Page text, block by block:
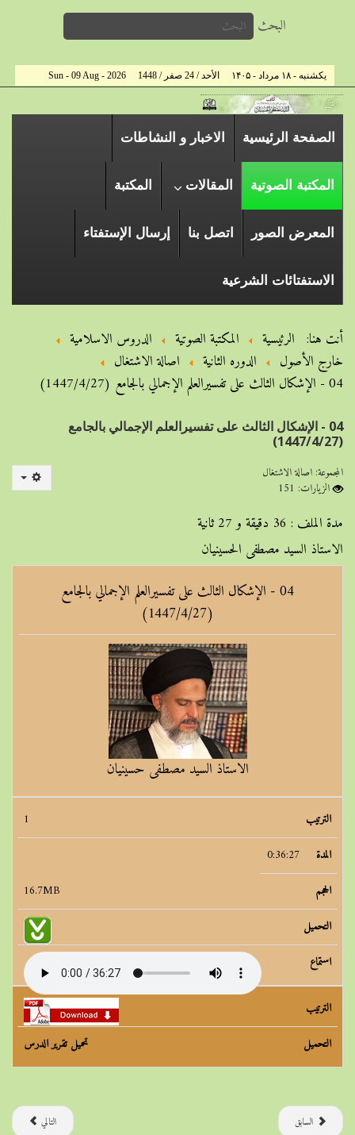
البحث
یکشنبه - ۱۸ مرداد - ۱۴۰۵ الأحد / 24 صفر / 1448 Sun - 09 Aug - 2026
الصفحة الرئیسیة الاخبار و النشاطات
المكتبة الصوتية المقالات المكتبة
المعرض الصور اتصل بنا إرسال الإستفتاء
الاستفتائات الشرعية
أنت هنا: الرئيسية المكتبة الصوتية
الدروس الاسلامیة
خارج الأصول
الدوره الثانية
اصالة الاشتغال
04 - الإشكال الثالث على تفسيرالعلم الإجمالي بالجامع (1447/4/27)
04 - الإشكال الثالث على تفسيرالعلم الإجمالي بالجامع
(1447/4/27)
المجموعة: اصالة الاشتغال
الزيارات: 151
مدة الملف : 36 دقيقة و 27 ثانية
الاستاذ السيد مصطفى الحسينيان
04 - الإشكال الثالث على تفسيرالعلم الإجمالي بالجامع
(1447/4/27)
الاستاذ السيد مصطفى حسينيان
الترتیب
1
0:36:27
16.7MB
تحميل تقرير الدرس
السابق التالي